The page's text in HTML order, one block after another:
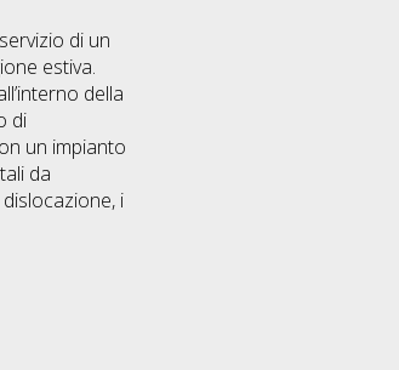
di un
estiva.
della
di
un impianto
da
i